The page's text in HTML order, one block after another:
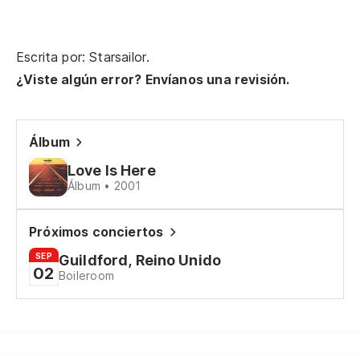
Escrita por: Starsailor.
¿Viste algún error? Envíanos una revisión.
Álbum
Love Is Here
Álbum • 2001
Próximos conciertos
SEP
02
Guildford, Reino Unido
Boileroom